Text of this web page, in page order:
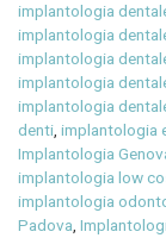
implantologia
implantologia
implantologia
implantologia
implantologia
denti ,implantologia
Implantologia
implantologia low
implantologia
Padova ,